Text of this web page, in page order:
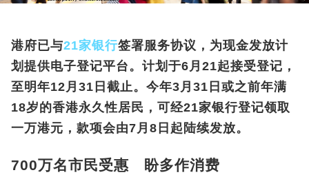
港府已与21家银行签署服务协议，为现金发放计
划提供电子登记平台。计划于6月21起接受登记，
至明年12月31日截止。今年3月31日或之前年满
18岁的香港永久性居民，可经21家银行登记领取
一万港元，款项会由7月8日起陆续发放。
700万名市民受惠 盼多作消费